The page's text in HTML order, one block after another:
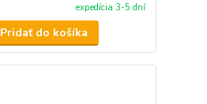
expedícia 3-5 dní
Pridať do košíka